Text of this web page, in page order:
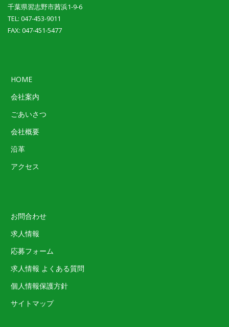
千葉県習志野市茜浜1-9-6
TEL: 047-453-9011
FAX: 047-451-5477
HOME
会社案内
ごあいさつ
会社概要
沿革
アクセス
お問合わせ
求人情報
応募フォーム
求人情報 よくある質問
個人情報保護方針
サイトマップ